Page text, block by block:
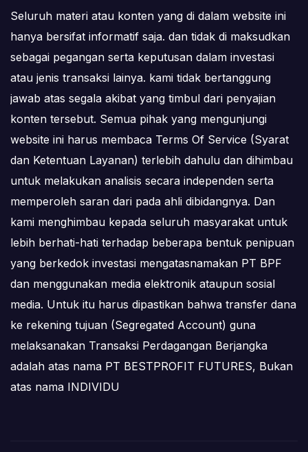
Seluruh materi atau konten yang di dalam website ini
hanya bersifat informatif saja. dan tidak di maksudkan
sebagai pegangan serta keputusan dalam investasi
atau jenis transaksi lainya. kami tidak bertanggung
jawab atas segala akibat yang timbul dari penyajian
konten tersebut. Semua pihak yang mengunjungi
website ini harus membaca Terms Of Service (Syarat
dan Ketentuan Layanan) terlebih dahulu dan dihimbau
untuk melakukan analisis secara independen serta
memperoleh saran dari pada ahli dibidangnya. Dan
kami menghimbau kepada seluruh masyarakat untuk
lebih berhati-hati terhadap beberapa bentuk penipuan
yang berkedok investasi mengatasnamakan PT BPF
dan menggunakan media elektronik ataupun sosial
media. Untuk itu harus dipastikan bahwa transfer dana
ke rekening tujuan (Segregated Account) guna
melaksanakan Transaksi Perdagangan Berjangka
adalah atas nama PT BESTPROFIT FUTURES, Bukan
atas nama INDIVIDU